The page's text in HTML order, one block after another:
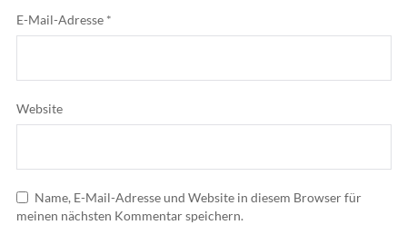
E-Mail-Adresse *
Website
Name, E-Mail-Adresse und Website in diesem Browser für
meinen nächsten Kommentar speichern.